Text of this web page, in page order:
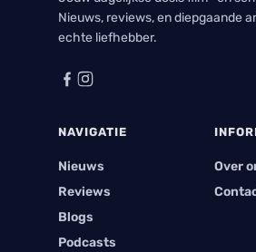
Nieuws, reviews, en diepgaande
echte liefhebber.
NAVIGATIE
Nieuws
Reviews
Blogs
Podcasts
Over